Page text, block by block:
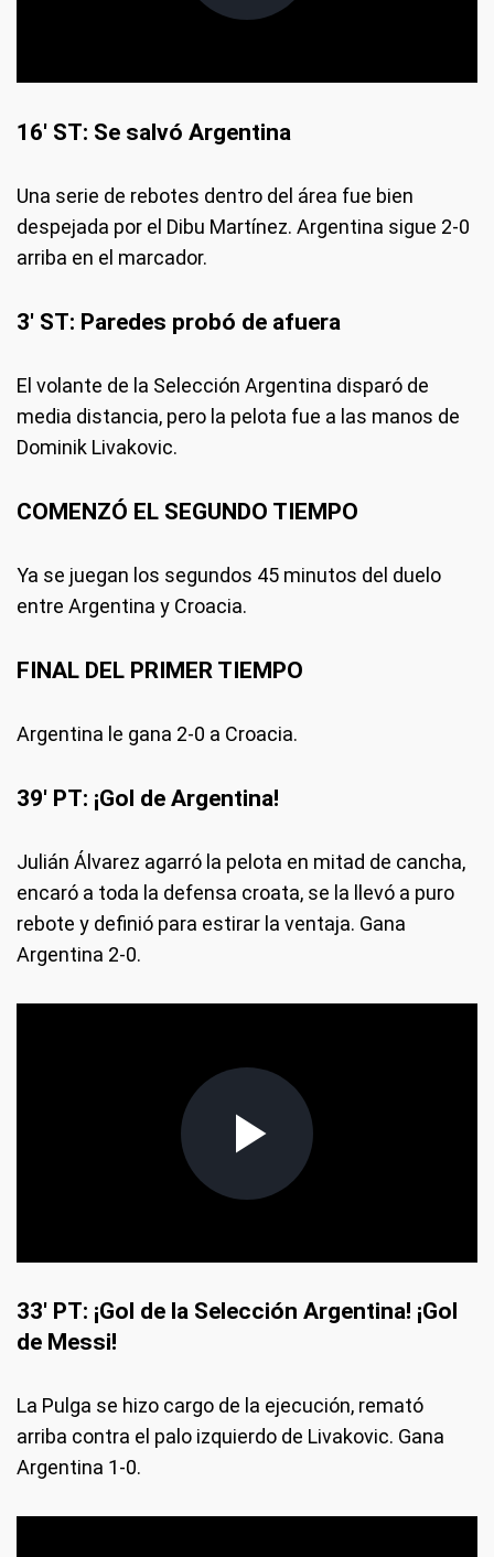
16' ST: Se salvó Argentina
Una serie de rebotes dentro del área fue bien
despejada por el Dibu Martínez. Argentina sigue 2-0
arriba en el marcador.
3' ST: Paredes probó de afuera
El volante de la Selección Argentina disparó de
media distancia, pero la pelota fue a las manos de
Dominik Livakovic.
COMENZÓ EL SEGUNDO TIEMPO
Ya se juegan los segundos 45 minutos del duelo
entre Argentina y Croacia.
FINAL DEL PRIMER TIEMPO
Argentina le gana 2-0 a Croacia.
39' PT: ¡Gol de Argentina!
Julián Álvarez agarró la pelota en mitad de cancha,
encaró a toda la defensa croata, se la llevó a puro
rebote y definió para estirar la ventaja. Gana
Argentina 2-0.
33' PT: ¡Gol de la Selección Argentina! ¡Gol
de Messi!
La Pulga se hizo cargo de la ejecución, remató
arriba contra el palo izquierdo de Livakovic. Gana
Argentina 1-0.